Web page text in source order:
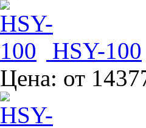
HSY-100
Цена: от